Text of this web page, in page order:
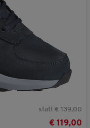
statt € 139,00
€ 119,00